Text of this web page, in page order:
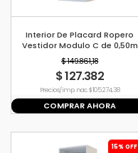
Interior De Placard Ropero
Vestidor Modulo C de 0,50m
$ 149.861,18
$ 127.382
Precio s/imp. nac. $ 105.274,38
COMPRAR AHORA
15% OFF